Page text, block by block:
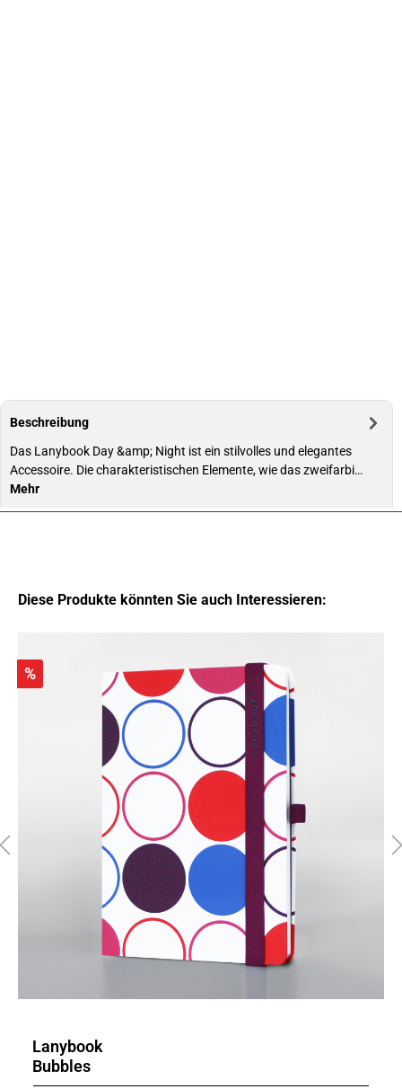
Beschreibung
Das Lanybook Day &amp; Night ist ein stilvolles und elegantes
Accessoire. Die charakteristischen Elemente, wie das zweifarbi…
Mehr
Diese Produkte könnten Sie auch Interessieren:
%
Lanybook
Bubbles